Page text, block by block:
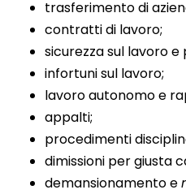
trasferimento di
contratti di lavoro;
sicurezza sul lavoro
infortuni sul lavoro;
lavoro autonomo e
appalti;
procedimenti
dimissioni per giusta
demansionamento e